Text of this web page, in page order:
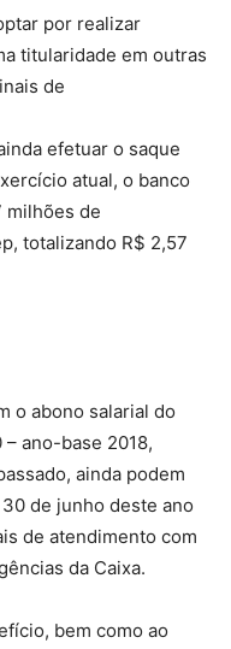
por realizar
titularidade em outras
de
efetuar o saque
atual, o banco
milhões de
totalizando R$ 2,57
o abono salarial do
ano-base 2018,
ainda podem
de junho deste ano
de atendimento com
da Caixa.
bem como ao